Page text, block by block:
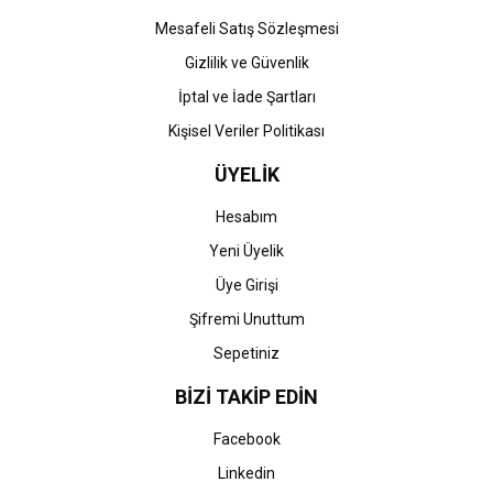
Mesafeli Satış Sözleşmesi
Gizlilik ve Güvenlik
İptal ve İade Şartları
Kişisel Veriler Politikası
ÜYELİK
Hesabım
Yeni Üyelik
Üye Girişi
Şifremi Unuttum
Sepetiniz
BİZİ TAKİP EDİN
Facebook
Linkedin